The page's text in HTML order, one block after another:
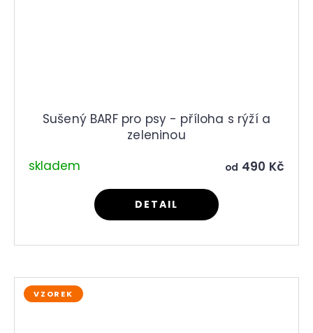
Sušený BARF pro psy - příloha s rýží a
zeleninou
skladem
od 490 Kč
DETAIL
VZOREK